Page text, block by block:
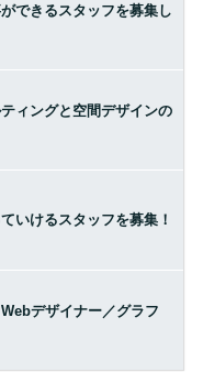
できるスタッフを募集し
ィングと空間デザインの
いけるスタッフを募集！
デザイナー／グラフ